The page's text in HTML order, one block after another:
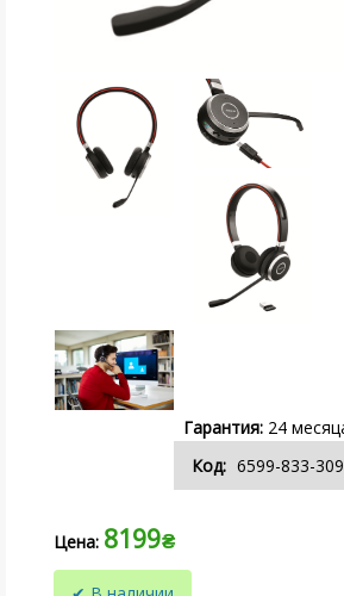
24
6599-833-309
8199₴